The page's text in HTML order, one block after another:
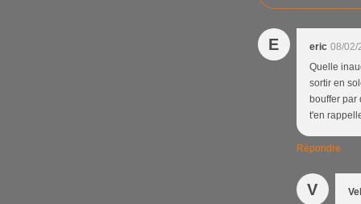
E eric 08/02/
Quelle
sortir en
bouffer par
t'en
Répondre
V